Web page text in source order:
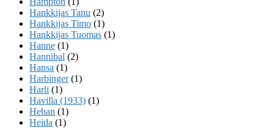
Hankkijas Tanu (2)
Hankkijas Timo (1)
Hankkijas Tuomas (1)
Hanne (1)
Hannibal (2)
Hansa (1)
Harbinger(1)
Harli (1)
Havilla (1933) (1)
Heban (1)
Heida (1)